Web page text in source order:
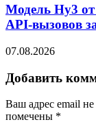
Модель Hy3 от
API-вызовов
07.08.2026
Добавить
Ваш адрес email не
помечены *